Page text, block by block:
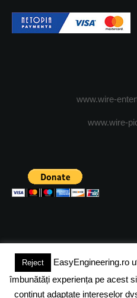
www.wire-
www.wire-
(c) 2024 -
DESPRE NOI ADVERTISING
Reject
EasyEngineering.ro
îmbunătăți experiența pe acest
conținut adaptate intereselor